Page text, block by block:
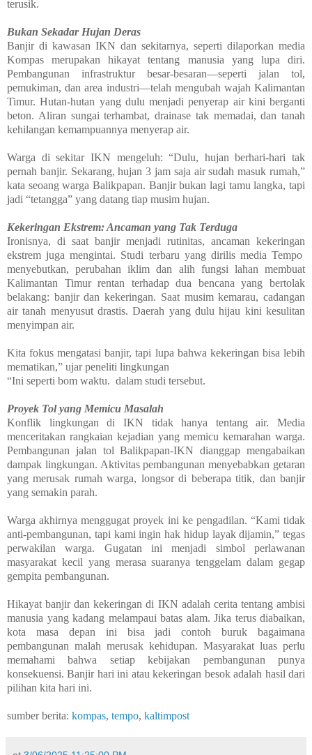
terusik.
Bukan Sekadar Hujan Deras
Banjir di kawasan IKN dan sekitarnya, seperti dilaporkan media
Kompas merupakan hikayat tentang manusia yang lupa diri.
Pembangunan infrastruktur besar-besaran—seperti jalan tol,
pemukiman, dan area industri—telah mengubah wajah Kalimantan
Timur. Hutan-hutan yang dulu menjadi penyerap air kini berganti
beton. Aliran sungai terhambat, drainase tak memadai, dan tanah
kehilangan kemampuannya menyerap air.
Warga di sekitar IKN mengeluh: “Dulu, hujan berhari-hari tak
pernah banjir. Sekarang, hujan 3 jam saja air sudah masuk rumah,”
kata seoang warga Balikpapan. Banjir bukan lagi tamu langka, tapi
jadi “tetangga” yang datang tiap musim hujan.
Kekeringan Ekstrem: Ancaman yang Tak Terduga
Ironisnya, di saat banjir menjadi rutinitas, ancaman kekeringan
ekstrem juga mengintai. Studi terbaru yang dirilis media Tempo
menyebutkan, perubahan iklim dan alih fungsi lahan membuat
Kalimantan Timur rentan terhadap dua bencana yang bertolak
belakang: banjir dan kekeringan. Saat musim kemarau, cadangan
air tanah menyusut drastis. Daerah yang dulu hijau kini kesulitan
menyimpan air.
Kita fokus mengatasi banjir, tapi lupa bahwa kekeringan bisa lebih
mematikan,” ujar peneliti lingkungan
“Ini seperti bom waktu. dalam studi tersebut.
Proyek Tol yang Memicu Masalah
Konflik lingkungan di IKN tidak hanya tentang air. Media
menceritakan rangkaian kejadian yang memicu kemarahan warga.
Pembangunan jalan tol Balikpapan-IKN dianggap mengabaikan
dampak lingkungan. Aktivitas pembangunan menyebabkan getaran
yang merusak rumah warga, longsor di beberapa titik, dan banjir
yang semakin parah.
Warga akhirnya menggugat proyek ini ke pengadilan. “Kami tidak
anti-pembangunan, tapi kami ingin hak hidup layak dijamin,” tegas
perwakilan warga. Gugatan ini menjadi simbol perlawanan
masyarakat kecil yang merasa suaranya tenggelam dalam gegap
gempita pembangunan.
Hikayat banjir dan kekeringan di IKN adalah cerita tentang ambisi
manusia yang kadang melampaui batas alam. Jika terus diabaikan,
kota masa depan ini bisa jadi contoh buruk bagaimana
pembangunan malah merusak kehidupan. Masyarakat luas perlu
memahami bahwa setiap kebijakan pembangunan punya
konsekuensi. Banjir hari ini atau kekeringan besok adalah hasil dari
pilihan kita hari ini.
sumber berita: kompas, tempo, kaltimpost